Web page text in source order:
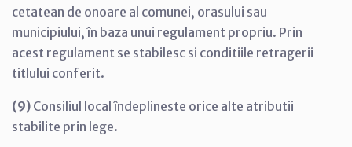
cetatean de onoare al comunei, orasului sau
municipiului, în baza unui regulament propriu. Prin
acest regulament se stabilesc si conditiile retragerii
titlului conferit.
(9) Consiliul local îndeplineste orice alte atributii
stabilite prin lege.